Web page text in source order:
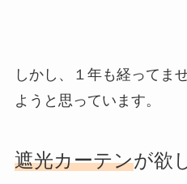
しかし、１年も経ってま
ようと思っています。
遮光カーテンが欲